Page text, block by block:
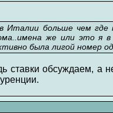
больше чем где
же или это я в
была лигой номер
ставки обсуждаем, а